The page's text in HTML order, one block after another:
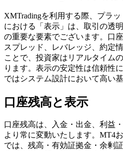
XMTradingを利用する際、プラ
における「表示」は、取引の透
の重要な要素でございます。口
スプレッド、レバレッジ、約定
ことで、投資家はリアルタイム
ります。表示の安定性は信頼性
ではシステム設計において高い
口座残高と表示
口座残高は、入金・出金、利益
より常に変動いたします。MT4
では、残高・有効証拠金・余剰